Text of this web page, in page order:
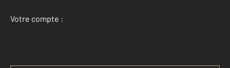
Votre compte :
Accéder à mon compte